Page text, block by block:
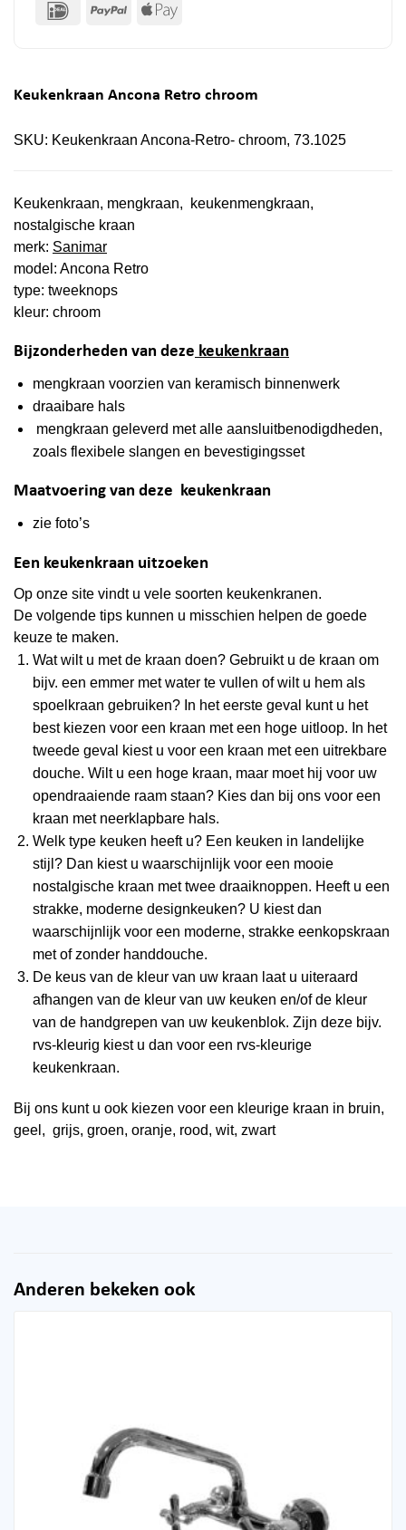
IDeal PayPal Apple
Keukenkraan Ancona Retro chroom
SKU: Keukenkraan Ancona-Retro- chroom, 73.1025
Keukenkraan, mengkraan, keukenmengkraan,
nostalgische kraan
merk: Sanimar
model: Ancona Retro
type: tweeknops
kleur: chroom
Bijzonderheden van deze keukenkraan
mengkraan voorzien van keramisch binnenwerk
draaibare hals
mengkraan geleverd met alle aansluitbenodigdheden,
zoals flexibele slangen en bevestigingsset
Maatvoering van deze keukenkraan
zie foto’s
Een keukenkraan uitzoeken
Op onze site vindt u vele soorten keukenkranen.
De volgende tips kunnen u misschien helpen de goede
keuze te maken.
Wat wilt u met de kraan doen? Gebruikt u de kraan om
bijv. een emmer met water te vullen of wilt u hem als
spoelkraan gebruiken? In het eerste geval kunt u het
best kiezen voor een kraan met een hoge uitloop. In het
tweede geval kiest u voor een kraan met een uitrekbare
douche. Wilt u een hoge kraan, maar moet hij voor uw
opendraaiende raam staan? Kies dan bij ons voor een
kraan met neerklapbare hals.
Welk type keuken heeft u? Een keuken in landelijke
stijl? Dan kiest u waarschijnlijk voor een mooie
nostalgische kraan met twee draaiknoppen. Heeft u een
strakke, moderne designkeuken? U kiest dan
waarschijnlijk voor een moderne, strakke eenkopskraan
met of zonder handdouche.
De keus van de kleur van uw kraan laat u uiteraard
afhangen van de kleur van uw keuken en/of de kleur
van de handgrepen van uw keukenblok. Zijn deze bijv.
rvs-kleurig kiest u dan voor een rvs-kleurige
keukenkraan.
Bij ons kunt u ook kiezen voor een kleurige kraan in bruin,
geel, grijs, groen, oranje, rood, wit, zwart
Anderen bekeken ook